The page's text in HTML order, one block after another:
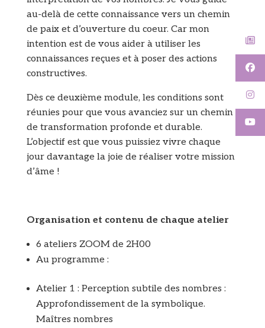
au-delà de cette connaissance vers un chemin
de paix et d’ouverture du coeur. Car mon
intention est de vous aider à utiliser les
connaissances reçues et à poser des actions
constructives.
Dès ce deuxième module, les conditions sont
réunies pour que vous avanciez sur un chemin
de transformation profonde et durable.
L’objectif est que vous puissiez vivre chaque
jour davantage la joie de réaliser votre mission
d’âme !
Organisation et contenu de chaque atelier
6 ateliers ZOOM de 2H00
Au programme :
Atelier 1 : Perception subtile des nombres :
Approfondissement de la symbolique.
Maîtres nombres